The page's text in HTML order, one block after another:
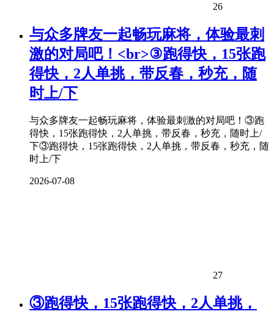
26
与众多牌友一起畅玩麻将 ，体验最刺
激的对局吧！<br>③跑得快，15张跑
得快，2人单挑，带反春，秒充，随
时上/下
与众多牌友一起畅玩麻将，体验最刺激的对局吧！③跑
得快，15张跑得快，2人单挑，带反春，秒充，随时上/
下③跑得快，15张跑得快，2人单挑，带反春，秒充，随
时上/下
2026-07-08
27
③跑得快，15张跑得快，2人单挑，